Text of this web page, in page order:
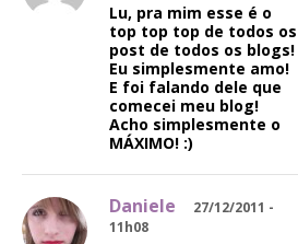
Lu, pra mim esse é o
top top top de todos os
post de todos os blogs!
Eu simplesmente amo!
E foi falando dele que
comecei meu blog!
Acho simplesmente o
MÁXIMO! :)
Daniele
27/12/2011 -
11h08